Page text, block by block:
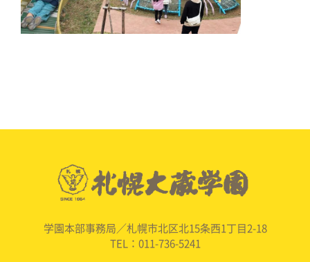
学園本部事務局／札幌市北区北15条西1丁目2-18
TEL：011-736-5241